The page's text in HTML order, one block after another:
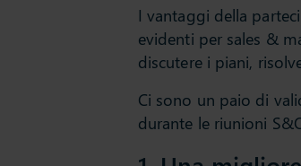
I vantaggi della
evidenti per sales &
discutere i piani,
Ci sono un paio di
durante le riunioni